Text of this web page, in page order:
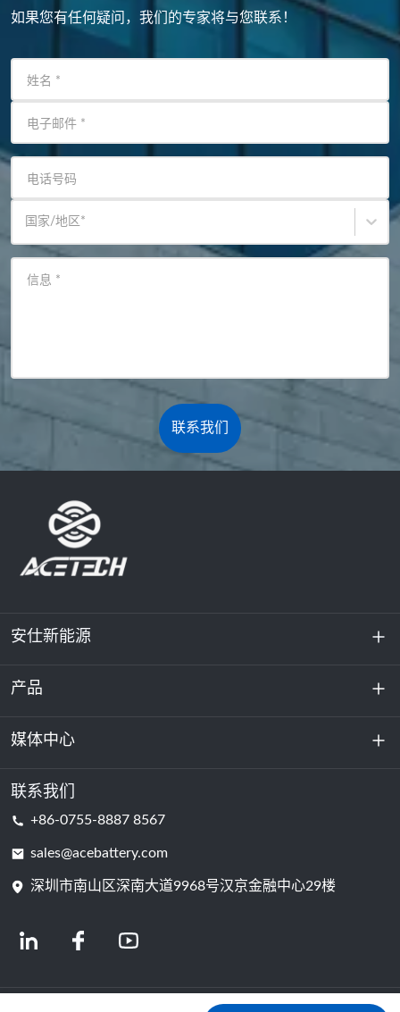
如果您有任何疑问，我们的专家将与您联系！
姓名 *
电子邮件 *
电话号码
国家/地区 *
信息 *
联系我们
安仕新能源
关于我们
可持续发展
产品
储能
数据中心和服务器机房
电芯
媒体中心
新闻与活动
联系我们
+86-0755-8887 8567
sales@acebattery.com
深圳市南山区深南大道9968​​号汉京金融中心29楼